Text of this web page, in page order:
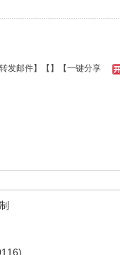
转发邮件】【 】 【一键分享